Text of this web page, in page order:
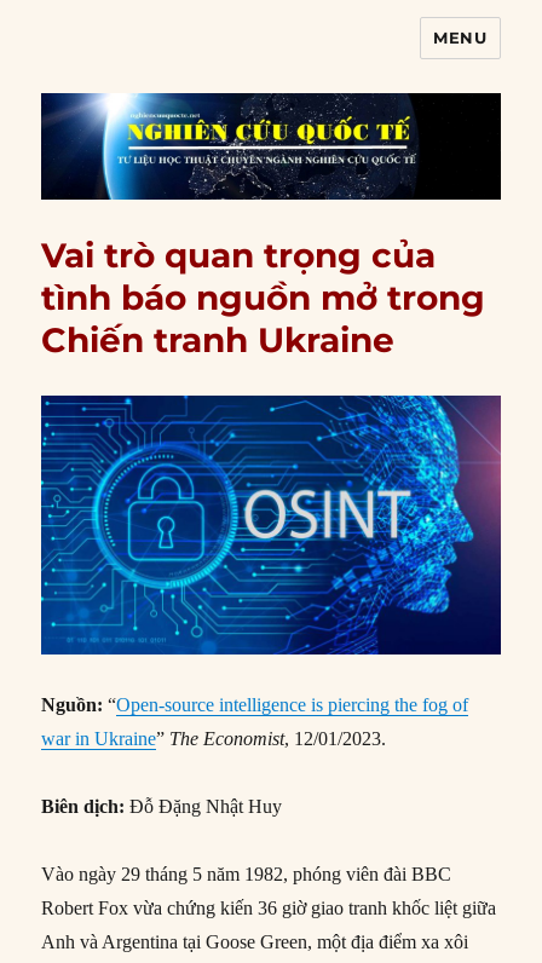
MENU
Vai trò quan trọng của
tình báo nguồn mở trong
Chiến tranh Ukraine
Nguồn: “Open-source intelligence is piercing the fog of
war in Ukraine” The Economist, 12/01/2023.
Biên dịch:Đỗ Đặng Nhật Huy
Vào ngày 29 tháng 5 năm 1982, phóng viên đài BBC
Robert Fox vừa chứng kiến 36 giờ giao tranh khốc liệt giữa
Anh và Argentina tại Goose Green, một địa điểm xa xôi